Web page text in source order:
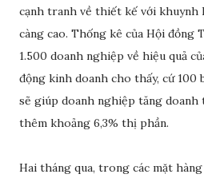
cạnh tranh về thiết kế với khuynh
càng cao. Thống kê của Hội đồng
1.500 doanh nghiệp về hiệu quả
động kinh doanh cho thấy, cứ
sẽ giúp doanh nghiệp tăng doanh
thêm khoảng 6,3% thị phần.
Hai tháng qua, trong các mặt